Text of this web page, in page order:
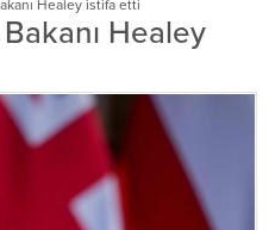
Healey istifa etti
Healey